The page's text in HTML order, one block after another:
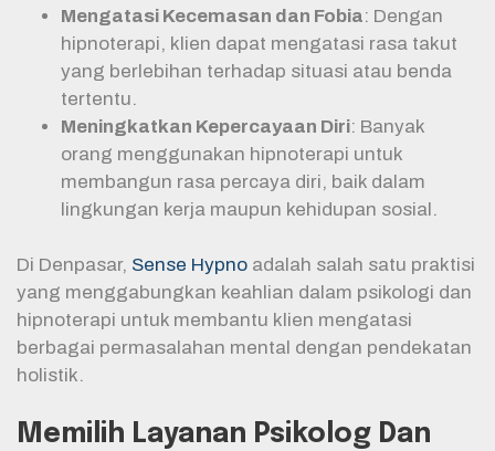
Mengatasi Kecemasan dan Fobia: Dengan
hipnoterapi, klien dapat mengatasi rasa takut
yang berlebihan terhadap situasi atau benda
tertentu.
Meningkatkan Kepercayaan Diri: Banyak
orang menggunakan hipnoterapi untuk
membangun rasa percaya diri, baik dalam
lingkungan kerja maupun kehidupan sosial.
Di Denpasar, Sense Hypno adalah salah satu praktisi
yang menggabungkan keahlian dalam psikologi dan
hipnoterapi untuk membantu klien mengatasi
berbagai permasalahan mental dengan pendekatan
holistik.
Memilih Layanan Psikolog Dan